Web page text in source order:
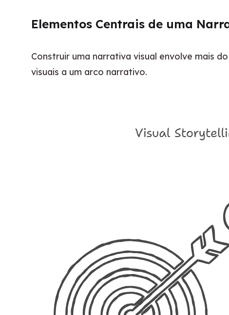
Elementos Centrais de uma
Construir uma narrativa visual envolve mais
visuais a um arco narrativo.